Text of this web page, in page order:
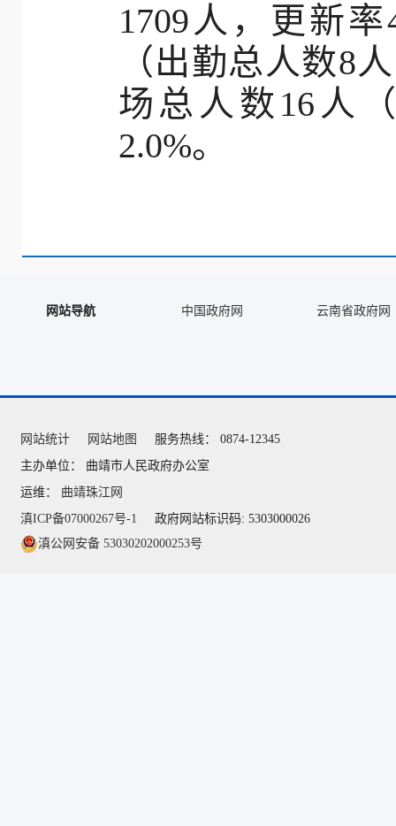
1709人，更新
（出勤总人数8
场总人数16人
2.0%。
网站导航 中国政府网 云南省政府网
网站统计 网站地图
服务热线： 0874-12345
主办单位： 曲靖市人民政府办公室
运维： 曲靖珠江网
滇ICP备07000267号-1
政府网站标识码: 5303000026
滇公网安备 53030202000253号